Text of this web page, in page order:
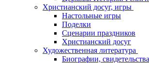
Христианский досуг, игры
Настольные игры
Поделки
Сценарии праздников
Христианский досуг
Художественная литература
Биографии, свидетельства